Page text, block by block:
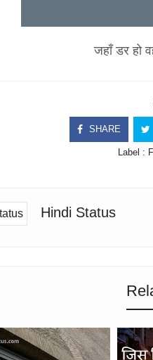
जहाँ डर हो
SHARE
Label :
Hindi Status